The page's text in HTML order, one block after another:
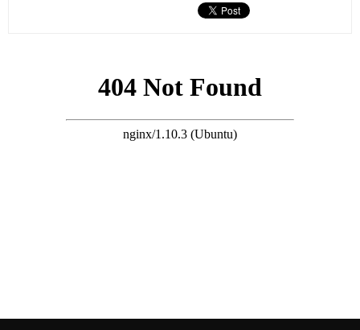
童玉女。然而，一段看似幸福的感情，卻在呂家家庭矛盾中戛然
兒媳，應該早起操持家務、伺候公婆。然而，周海媚的生活方